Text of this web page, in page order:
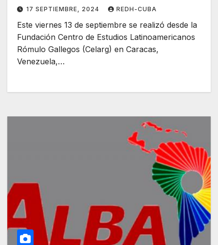
17 SEPTIEMBRE, 2024 REDH-CUBA
Este viernes 13 de septiembre se realizó desde la
Fundación Centro de Estudios Latinoamericanos
Rómulo Gallegos (Celarg) en Caracas,
Venezuela,…